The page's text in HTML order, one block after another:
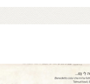
Sede Apostolica, e
24 Ore (2025).